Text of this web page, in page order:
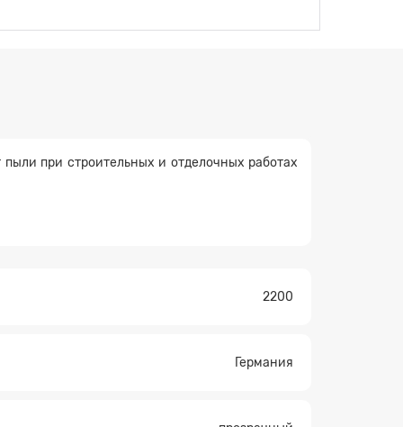
при строительных и отделочных работах
2200
Германия